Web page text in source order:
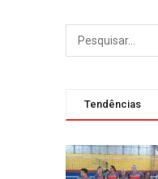
Tendências